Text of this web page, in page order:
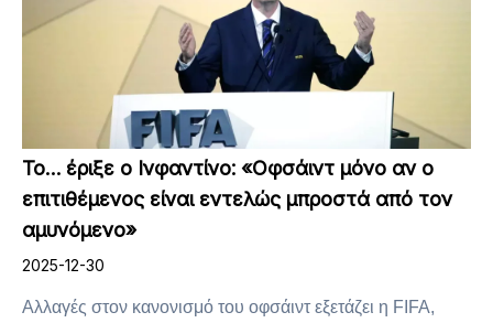
Το… έριξε ο Ινφαντίνο: «Οφσάιντ μόνο αν ο
επιτιθέμενος είναι εντελώς μπροστά από τον
αμυνόμενο»
2025-12-30
Αλλαγές στον κανονισμό του οφσάιντ εξετάζει η FIFA,